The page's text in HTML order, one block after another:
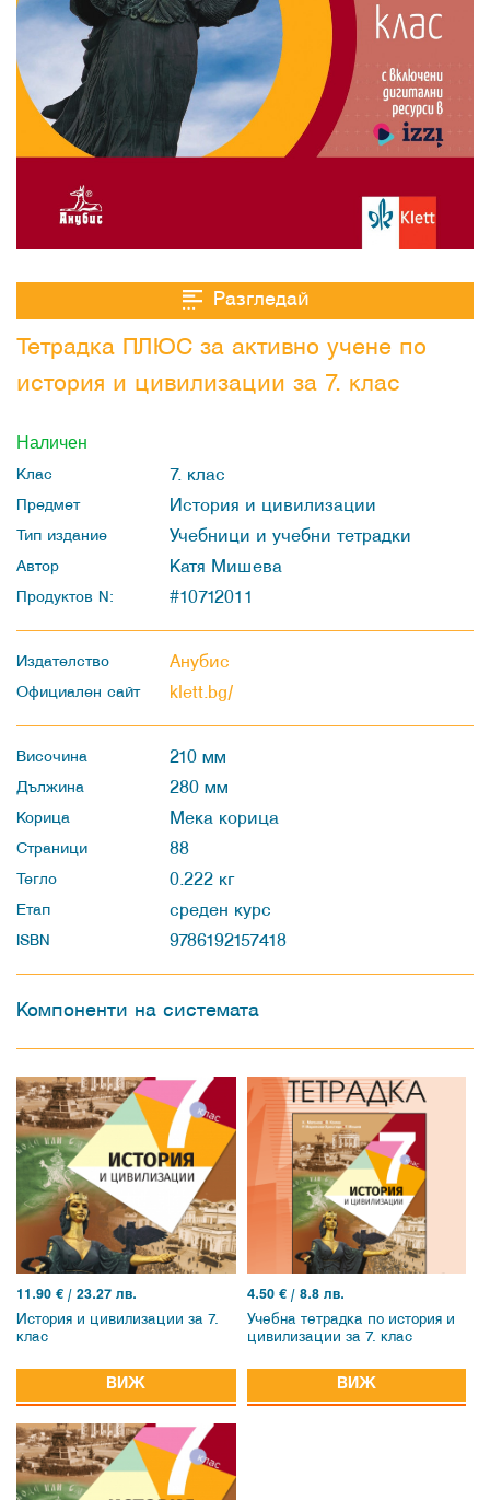
Разгледай
Тетрадка ПЛЮС за активно учене по
история и цивилизации за 7. клас
Наличен
Клас 7. клас
Предмет История и цивилизации
Тип издание Учебници и учебни тетрадки
Автор Катя Мишева
Продуктов N: #10712011
Издателство Анубис
Официален сайт klett.bg/
Височина 210 мм
Дължина 280 мм
Корица Мека корица
Страници 88
Тегло 0.222 кг
Етап среден курс
ISBN 9786192157418
Компоненти на системата
11.90 € / 23.27 лв.
История и цивилизации за 7.
клас
ВИЖ
4.50€ / 8.8 лв.
Учебна тетрадка по история и
цивилизации за 7. клас
ВИЖ